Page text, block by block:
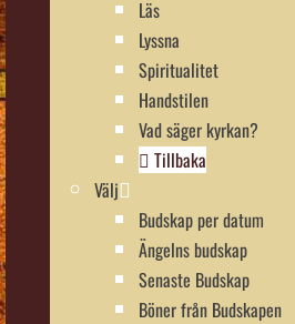
Läs
Lyssna
Spiritualitet
Handstilen
Vad säger kyrkan?
Tillbaka
Välj
Budskap per datum
Ängelns budskap
Senaste Budskap
Böner från Budskapen